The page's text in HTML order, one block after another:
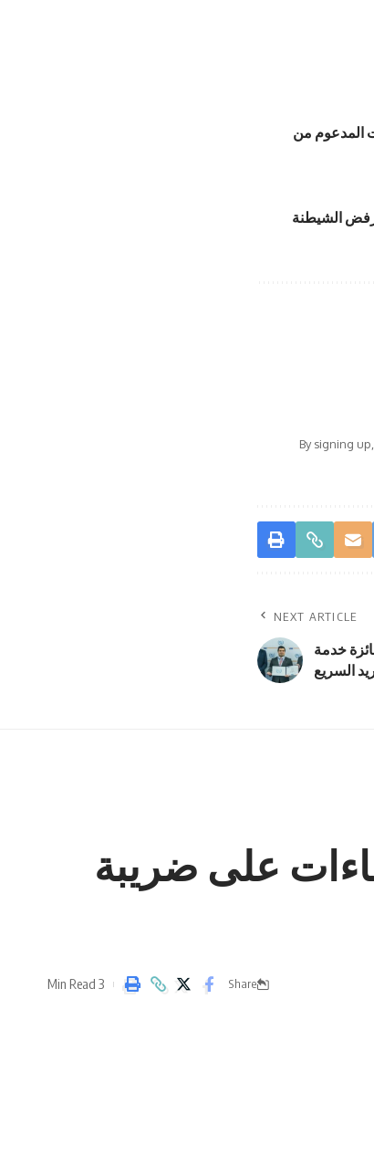
المدعوم من
الشيطنة
By signing
NEXT ARTICLE
خدمة
السريع
على ضريبة
Share
3 Min Read